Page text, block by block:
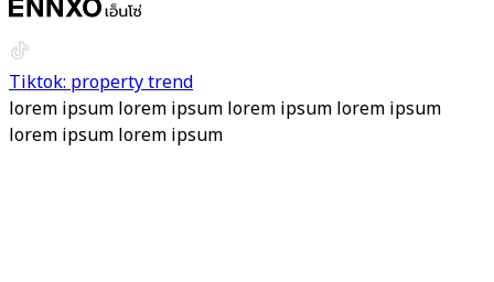
Tiktok: property trend
lorem ipsum lorem ipsum lorem ipsum lorem ipsum
lorem ipsum lorem ipsum